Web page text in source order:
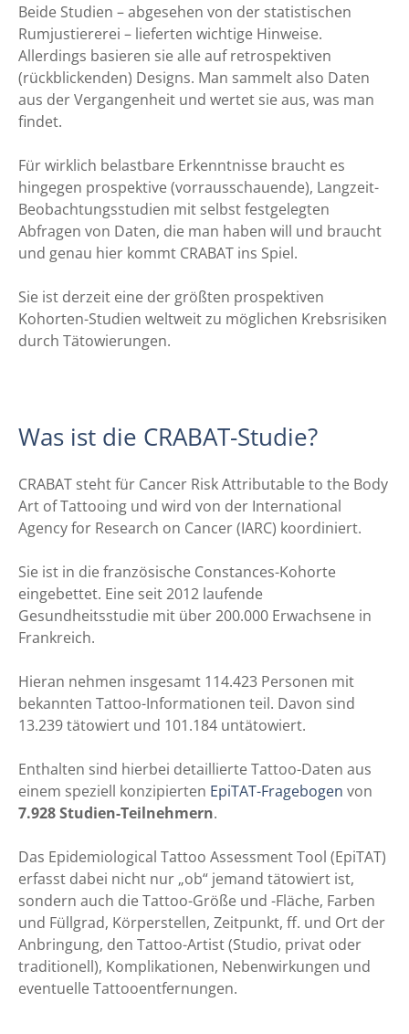
Beide Studien – abgesehen von der statistischen
Rumjustiererei – lieferten wichtige Hinweise.
Allerdings basieren sie alle auf retrospektiven
(rückblickenden) Designs. Man sammelt also Daten
aus der Vergangenheit und wertet sie aus, was man
findet.
Für wirklich belastbare Erkenntnisse braucht es
hingegen prospektive (vorrausschauende), Langzeit-
Beobachtungsstudien mit selbst festgelegten
Abfragen von Daten, die man haben will und braucht
und genau hier kommt CRABAT ins Spiel.
Sie ist derzeit eine der größten prospektiven
Kohorten-Studien weltweit zu möglichen Krebsrisiken
durch Tätowierungen.
Was ist die CRABAT-Studie?
CRABAT steht für Cancer Risk Attributable to the Body
Art of Tattooing und wird von der International
Agency for Research on Cancer (IARC) koordiniert.
Sie ist in die französische Constances-Kohorte
eingebettet. Eine seit 2012 laufende
Gesundheitsstudie mit über 200.000 Erwachsene in
Frankreich.
Hieran nehmen insgesamt 114.423 Personen mit
bekannten Tattoo-Informationen teil. Davon sind
13.239 tätowiert und 101.184 untätowiert.
Enthalten sind hierbei detaillierte Tattoo-Daten aus
einem speziell konzipierten EpiTAT-Fragebogen von
7.928 Studien-Teilnehmern.
Das Epidemiological Tattoo Assessment Tool (EpiTAT)
erfasst dabei nicht nur „ob“ jemand tätowiert ist,
sondern auch die Tattoo-Größe und -Fläche, Farben
und Füllgrad, Körperstellen, Zeitpunkt, ff. und Ort der
Anbringung, den Tattoo-Artist (Studio, privat oder
traditionell), Komplikationen, Nebenwirkungen und
eventuelle Tattooentfernungen.